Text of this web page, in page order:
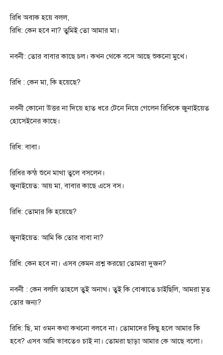
রিধি অবাক হয়ে বলল,
রিধি: কেন হবে না? তুমিই তো আমার মা।
নবনী: তোর বাবার কাছে চল। কখন থেকে বসে আছে শুকনো মুখে।
রিধি : কেন মা, কি হয়েছে?
নবনী কোনো উত্তর না দিয়ে হাত ধরে টেনে নিয়ে গেলেন রিধিকে জুনাইয়েত
হোসেইনের কাছে।
রিধি: বাবা।
রিধির কন্ঠ শুনে মাথা তুলে বসলেন।
জুনাইয়েত: আয় মা, বাবার কাছে এসে বস।
রিধি: তোমার কি হয়েছে?
জুনাইয়েত: আমি কি তোর বাবা না?
রিধি: কেন হবে না। এসব কেমন প্রশ্ন করছো তোমরা দুজন?
নবনী : কেন বললি তাহলে তুই অনাথ। তুই কি বোঝাতে চাইছিলি, আমরা মৃত
তোর জন্য?
রিধি: ছি, মা ওমন কথা কখনো বলবে না। তোমাদের কিছু হলে আমার কি
হবে? এসব আমি ভাবতেও চাই না। তোমরা ছাড়া আমার কে আছে বলো।